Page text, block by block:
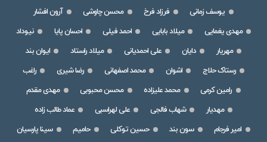
یوسف زمانی
فرزاد فرخ محسن چاوشی
آرون افشار
مهدی یغمایی
میلاد بابایی احمد فیلی احسان پایا
نیوداد
مهریار
دایان علی احمدیانی میلاد راستاد
ایوان بند
رستاک حلاج
اشوان محمد اصفهانی رضا شیری
راغب
رامین کرمی
محمد علیزاده محسن محبوبی
مهدی مقدم
مهدیار
شهاب فالجی علی لهراسبی
عماد طالب زاده
امیر فرجام
سون بند حسین توکلی حامیم
سینا پارسیان